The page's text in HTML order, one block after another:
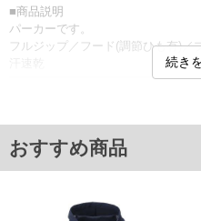
■商品説明
パーカーです。
フルジップ／フード(調節ひも有)
3XO(2L)/126/76/100/58/60
4XO(3L)/136/78/110/60/61
5XO(4L)/146/80/120/62/62
8XO(7L)/176/86/150/68/65
続き
おすすめ商品